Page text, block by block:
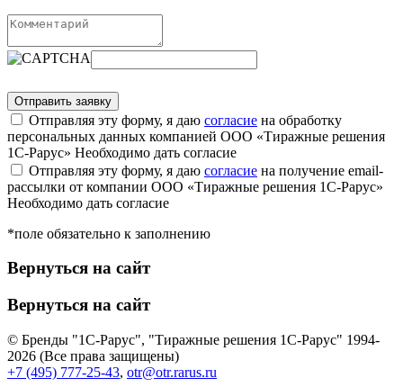
Отправляя эту форму, я даю согласие на обработку
персональных данных компанией ООО «Тиражные решения
1С-Рарус» Необходимо дать согласие
Отправляя эту форму, я даю согласие на получение email-
рассылки от компании ООО «Тиражные решения 1С-Рарус»
Необходимо дать согласие
*поле обязательно к заполнению
Вернуться на сайт
Вернуться на сайт
© Бренды "1С-Рарус", "Тиражные решения 1С-Рарус" 1994-
2026 (Все права защищены)
+7 (495) 777-25-43, otr@otr.rarus.ru